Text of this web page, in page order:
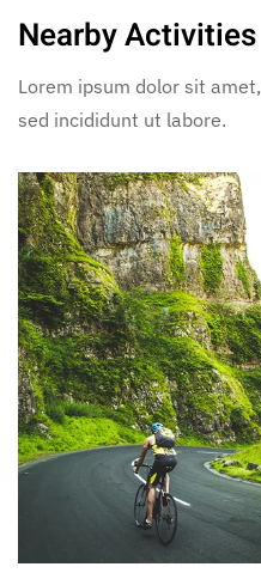
Nearby Activities
Lorem ipsum dolor sit
sed incididunt ut labore.